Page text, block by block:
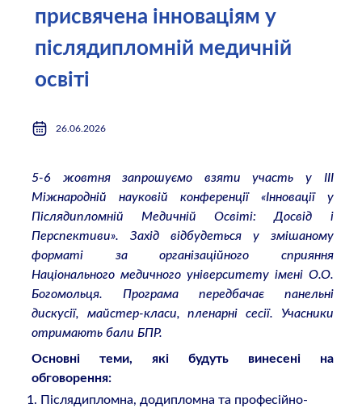
присвячена інноваціям у
післядипломній медичній
освіті
26.06.2026
5-6 жовтня запрошуємо взяти участь у ІІІ
Міжнародній науковій конференції «Інновації у
Післядипломній Медичній Освіті: Досвід і
Перспективи». Захід відбудеться у змішаному
форматі за організаційного сприяння
Національного медичного університету імені О.О.
Богомольця. Програма передбачає панельні
дискусії, майстер-класи, пленарні сесії. Учасники
отримають бали БПР.
Основні теми, які будуть винесені на
обговорення:
Післядипломна, додипломна та професійно-